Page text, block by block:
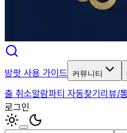
방팟 사용 가이드 커뮤니티
출 취소알람파티 자동찾기리뷰/
로그인